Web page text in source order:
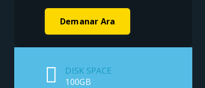
Demanar Ara
DISK SPACE
100GB